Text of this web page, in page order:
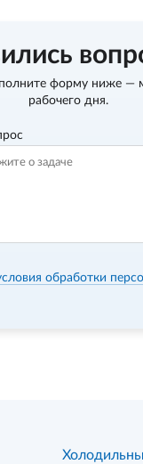
форму ниже —
рабочего дня.
обработки